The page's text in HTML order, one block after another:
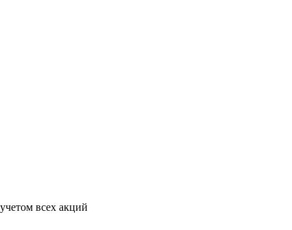
всех акций